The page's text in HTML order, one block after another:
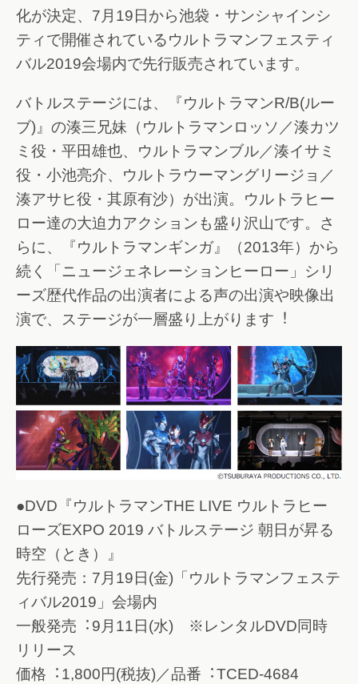
化が決定、7月19日から池袋・サンシャインシ
ティで開催されているウルトラマンフェスティ
バル2019会場内で先行販売されています。
バトルステージには、『ウルトラマンR/B(ルー
ブ)』の湊三兄妹（ウルトラマンロッソ／湊カツ
ミ役・平田雄也、ウルトラマンブル／湊イサミ
役・小池亮介、ウルトラウーマングリージョ／
湊アサヒ役・其原有沙）が出演。ウルトラヒー
ロー達の大迫力アクションも盛り沢山です。さ
らに、『ウルトラマンギンガ』（2013年）から
続く「ニュージェネレーションヒーロー」シリ
ーズ歴代作品の出演者による声の出演や映像出
演で、ステージが一層盛り上がります︕
●DVD『ウルトラマンTHE LIVE ウルトラヒー
ローズEXPO 2019 バトルステージ 朝日が昇る
時空（とき）』
先行発売：7月19日(金)「ウルトラマンフェステ
ィバル2019」会場内
一般発売︓9月11日(水) ※レンタルDVD同時
リリース
価格︓1,800円(税抜)／品番︓TCED-4684